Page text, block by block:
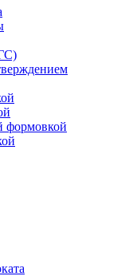
формовкой